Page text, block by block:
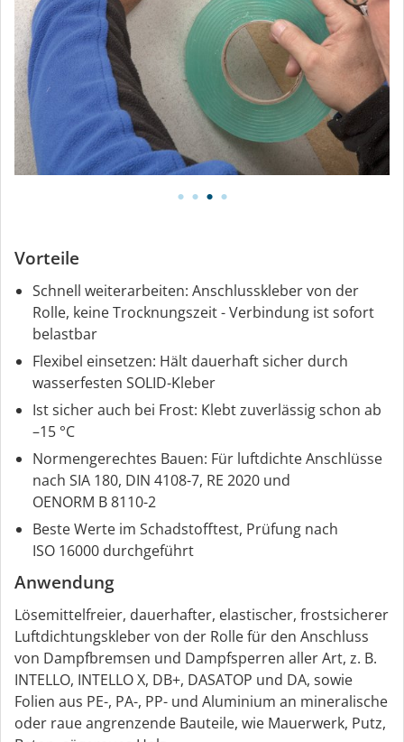
Vorteile
Schnell weiterarbeiten: Anschlusskleber von der
Rolle, keine Trocknungszeit - Verbindung ist sofort
belastbar
Flexibel einsetzen: Hält dauerhaft sicher durch
wasserfesten SOLID-Kleber
Ist sicher auch bei Frost: Klebt zuverlässig schon ab
–15 °C
Normengerechtes Bauen: Für luftdichte Anschlüsse
nach SIA 180, DIN 4108-7, RE 2020 und
OENORM B 8110-2
Beste Werte im Schadstofftest, Prüfung nach
ISO 16000 durchgeführt
Anwendung
Lösemittelfreier, dauerhafter, elastischer, frostsicherer
Luftdichtungskleber von der Rolle für den Anschluss
von Dampfbremsen und Dampfsperren aller Art, z. B.
INTELLO, INTELLO X, DB+, DASATOP und DA, sowie
Folien aus PE-, PA-, PP- und Aluminium an mineralische
oder raue angrenzende Bauteile, wie Mauerwerk, Putz,